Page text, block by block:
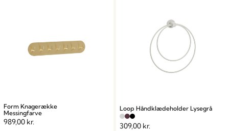
Form Knagerække
Messingfarve
989,00 kr.
Loop Håndklædeholder Lysegrå
309,00 kr.